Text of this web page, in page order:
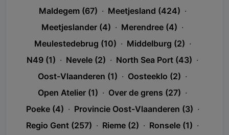
Maldegem (67) · Meetjesland (424) ·
Meetjeslander (4) · Merendree (4) ·
Meulestedebrug (10) · Middelburg (2) ·
N49 (1) · Nevele (2) · North Sea Port (43) ·
Oost-Vlaanderen (1) · Oosteeklo (2) ·
Open Atelier (1) · Over de grens (27) ·
Poeke (4) · Provincie Oost-Vlaanderen (3) ·
Regio Gent (257) · Rieme (2) · Ronsele (1) ·